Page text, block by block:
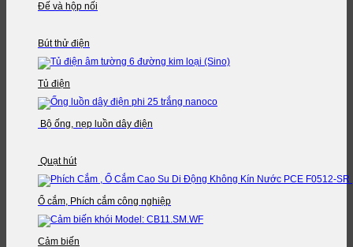
Đế và hộp nối
Bút thử điện
Tủ điện
Bộ ống, nẹp luồn dây điện
Quạt hút
Ổ cắm, Phích cắm công nghiệp
Cảm biến